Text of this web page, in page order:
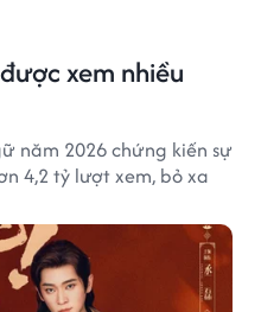
xem nhiều
năm 2026 chứng kiến sự
4,2 tỷ lượt xem, bỏ xa